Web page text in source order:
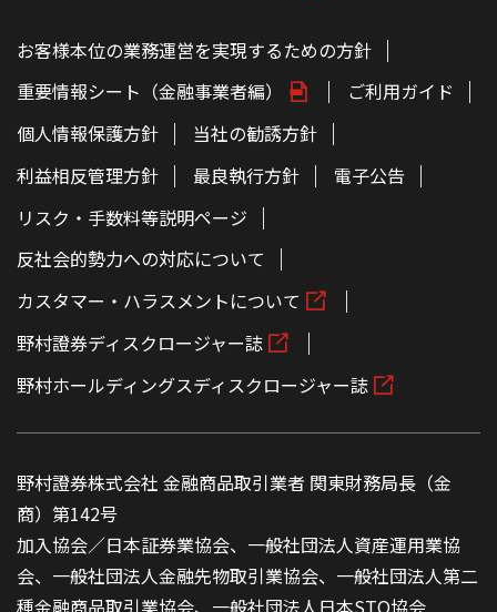
お客様本位の業務運営を実現するための方針
重要情報シート（金融事業者編）
ご利用ガイド
個人情報保護方針
当社の勧誘方針
利益相反管理方針
最良執行方針
電子公告
リスク・手数料等説明ページ
反社会的勢力への対応について
カスタマー・ハラスメントについて
野村證券ディスクロージャー誌
野村ホールディングスディスクロージャー誌
野村證券株式会社 金融商品取引業者 関東財務局長（金
商）第142号
加入協会／日本証券業協会、一般社団法人資産運用業協
会、一般社団法人金融先物取引業協会、一般社団法人第二